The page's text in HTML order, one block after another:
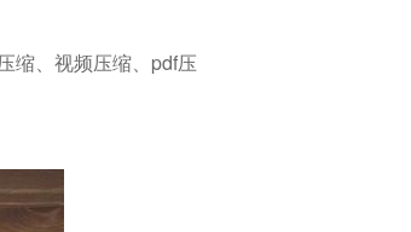
缩、视频压缩、pdf压